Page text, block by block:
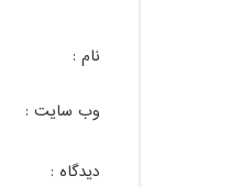
نام :
وب سایت :
دیدگاه :